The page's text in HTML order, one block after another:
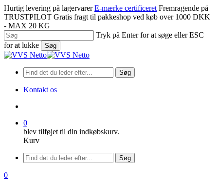
Spring
til
hovedindhold
Hurtig levering på lagervarer E-mærke certificeret Fremragende på
TRUSTPILOT Gratis fragt til pakkeshop ved køb over 1000 DKK
- MAX 20 KG
Tryk på Enter for at søge eller ESC
for at lukke
Søg
Luk
Søg
Kontakt os
0
blev tilføjet til din indkøbskurv.
Kurv
Menu
Søg
søge
0